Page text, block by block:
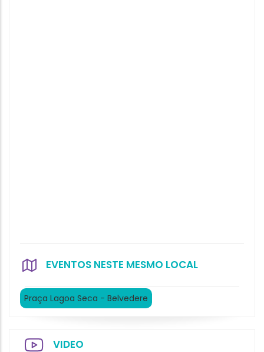
EVENTOS NESTE MESMO LOCAL
Praça Lagoa Seca - Belvedere
VIDEO